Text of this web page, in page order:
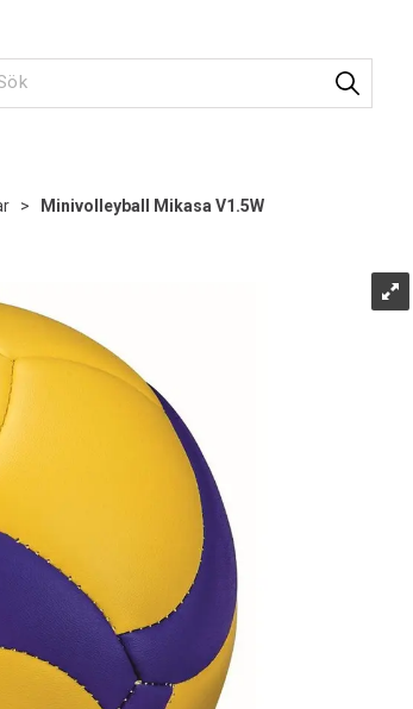
> Minivolleyball Mikasa V1.5W